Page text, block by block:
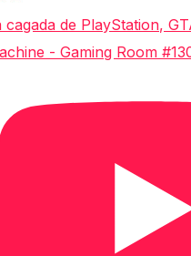
cagada de PlayStation,
- Gaming Room